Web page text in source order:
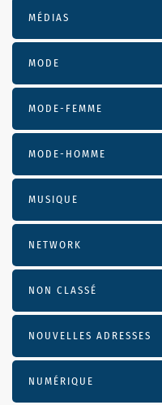
MÉDIAS
MODE
MODE-FEMME
MODE-HOMME
MUSIQUE
NETWORK
NON CLASSÉ
NOUVELLES ADRESSES
NUMÉRIQUE